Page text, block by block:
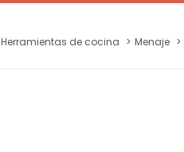
Herramientas de cocina Menaje